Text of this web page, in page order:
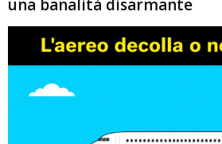
una banalità disarmante